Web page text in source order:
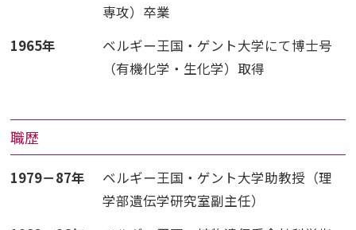
専攻）卒業
1965年
ベルギー王国・ゲント大学にて博士号
（有機化学・生化学）取得
職歴
1979－87年
ベルギー王国・ゲント大学助教授（理
学部遺伝学研究室副主任）